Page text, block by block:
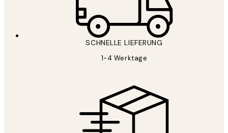
SCHNELLE LIEFERUNG
1-4 Werktage